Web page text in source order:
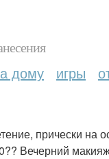
дому игры
прически на
Вечерний